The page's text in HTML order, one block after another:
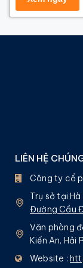
LIÊN HỆ
Công ty cổ
Trụ sở tại Hà
Đường Cầu
Văn phòng
Kiến An, Hải
Website :